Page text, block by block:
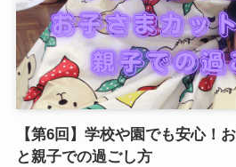
【第6回】学校や園でも安心！
と親子での過ごし方